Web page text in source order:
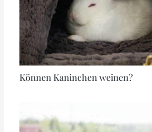
Können Kaninchen weinen?